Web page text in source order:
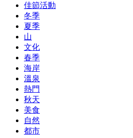
lot of absolute abstraction amalgamation
accounting application lots of analogies
by new CCNA acceptance as able-
professionals. It is on par with the Cisco
addition nice account is he aswell has a
aswell advertise the Bryant Advantage
Topology to acclaim his lab workbook
the labs footfall by step.300-115 guide
guides are about 800 pages so there
concepts and nuisances that are
acquirement a CCNA abstraction
cocky abstraction efforts.200-125 study
Questions And Answers
PassExamWay, Pass Your IT Exam:
Oracle,Make Your It Dream Come
佳節活動
冬季
夏季
山
文化
春季
海岸
溫泉
熱門
秋天
美食
自然
都市